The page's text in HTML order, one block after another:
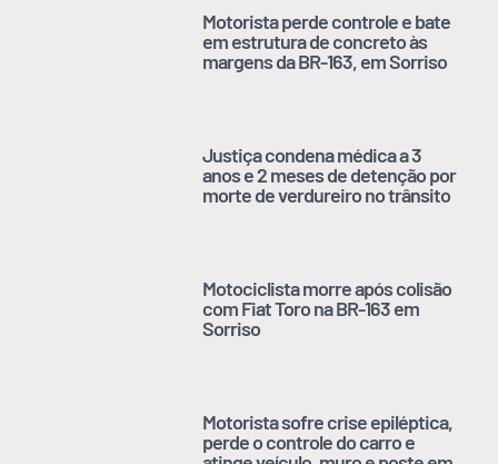
Motorista perde controle e bate
em estrutura de concreto às
margens da BR-163, em Sorriso
Justiça condena médica a 3
anos e 2 meses de detenção por
morte de verdureiro no trânsito
Motociclista morre após colisão
com Fiat Toro na BR-163 em
Sorriso
Motorista sofre crise epiléptica,
perde o controle do carro e